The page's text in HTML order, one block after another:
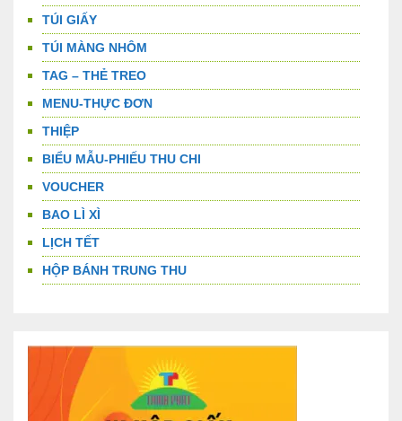
TÚI GIẤY
TÚI MÀNG NHÔM
TAG – THẺ TREO
MENU-THỰC ĐƠN
THIỆP
BIỂU MẪU-PHIẾU THU CHI
VOUCHER
BAO LÌ XÌ
LỊCH TẾT
HỘP BÁNH TRUNG THU